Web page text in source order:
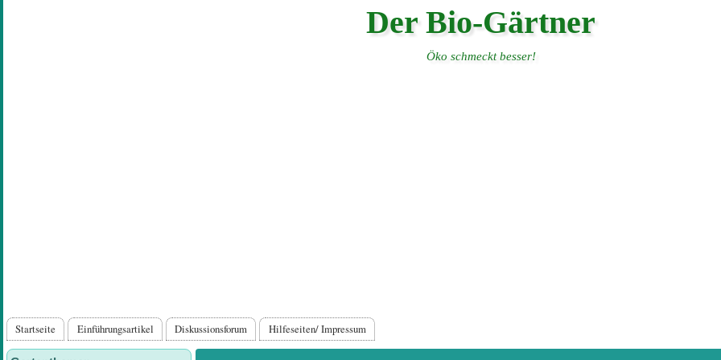
Der Bio-Gärtner
Öko schmeckt besser!
Hauptnavigation
Startseite Einführungsartikel Diskussionsforum Hilfeseiten/ Impressum